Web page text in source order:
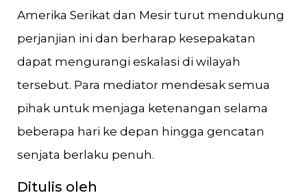
Amerika Serikat dan Mesir turut mendukung
perjanjian ini dan berharap kesepakatan
dapat mengurangi eskalasi di wilayah
tersebut. Para mediator mendesak semua
pihak untuk menjaga ketenangan selama
beberapa hari ke depan hingga gencatan
senjata berlaku penuh​​.
Ditulis oleh